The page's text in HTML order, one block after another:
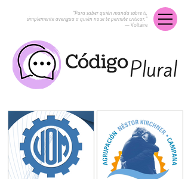
“Para saber quién manda sobre ti,
simplemente averigua a quién no se te permite criticar.”
― Voltaire